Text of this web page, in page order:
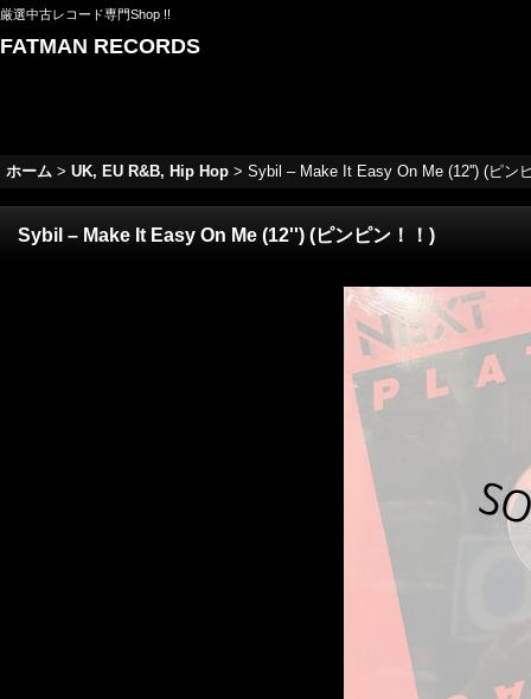
厳選中古レコード専門Shop !!
FATMAN RECORDS
ホーム > UK, EU R&B, Hip Hop > Sybil ‎– Make It Easy On Me (12'') (ピン
Sybil ‎– Make It Easy On Me (12'') (ピンピン！！)